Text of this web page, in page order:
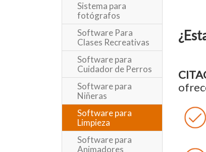
Sistema para
fotógrafos
Software Para
Clases Recreativas
Software para
Cuidador de Perros
Software para
Niñeras
Software para
Limpieza
Software para
Animadores